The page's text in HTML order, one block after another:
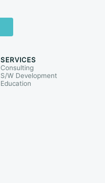
SERVICES
Consulting
S/W Development
Education